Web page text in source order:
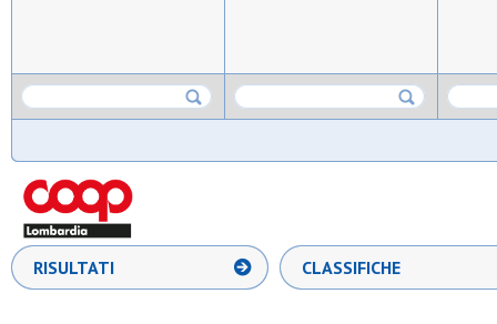
RISULTATI CLASSIFICHE